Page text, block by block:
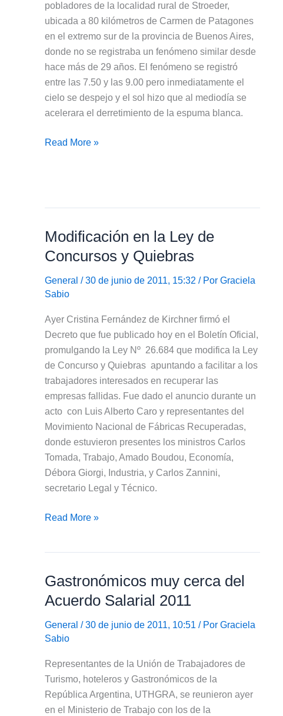
pobladores de la localidad rural de Stroeder,
ubicada a 80 kilómetros de Carmen de Patagones
en el extremo sur de la provincia de Buenos Aires,
donde no se registraba un fenómeno similar desde
hace más de 29 años. El fenómeno se registró
entre las 7.50 y las 9.00 pero inmediatamente el
cielo se despejo y el sol hizo que al mediodía se
acelerara el derretimiento de la espuma blanca.
Nieve
la
Costa
Atlántica
Read More »
Modificación en la Ley de
Concursos y Quiebras
General / 30 de junio de 2011, 15:32 / Por Graciela
Sabio
Ayer Cristina Fernández de Kirchner firmó el
Decreto que fue publicado hoy en el Boletín Oficial,
promulgando la Ley Nº 26.684 que modifica la Ley
de Concurso y Quiebras apuntando a facilitar a los
trabajadores interesados en recuperar las
empresas fallidas. Fue dado el anuncio durante un
acto con Luis Alberto Caro y representantes del
Movimiento Nacional de Fábricas Recuperadas,
donde estuvieron presentes los ministros Carlos
Tomada, Trabajo, Amado Boudou, Economía,
Débora Giorgi, Industria, y Carlos Zannini,
secretario Legal y Técnico.
Modificación
de
Concursos
y
Quiebras
Read More »
Gastronómicos muy cerca del
Acuerdo Salarial 2011
General / 30 de junio de 2011, 10:51 / Por Graciela
Sabio
Representantes de la Unión de Trabajadores de
Turismo, hoteleros y Gastronómicos de la
República Argentina, UTHGRA, se reunieron ayer
en el Ministerio de Trabajo con los de la